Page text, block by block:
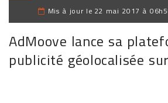
Mis à jour le 22 mai 2017 à
AdMoove lance sa
publicité géolocalisée